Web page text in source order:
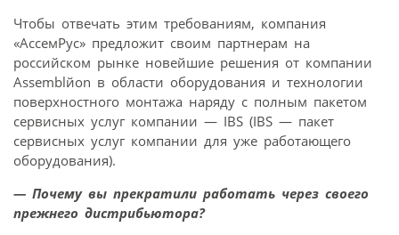
Чтобы отвечать этим требованиям, компания
«АссемРус» предложит своим партнерам на
российском рынке новейшие решения от компании
Assemblйon в области оборудования и технологии
поверхностного монтажа наряду с полным пакетом
сервисных услуг компании — IBS (IBS — пакет
сервисных услуг компании для уже работающего
оборудования).
— Почему вы прекратили работать через своего
прежнего дистрибьютора?